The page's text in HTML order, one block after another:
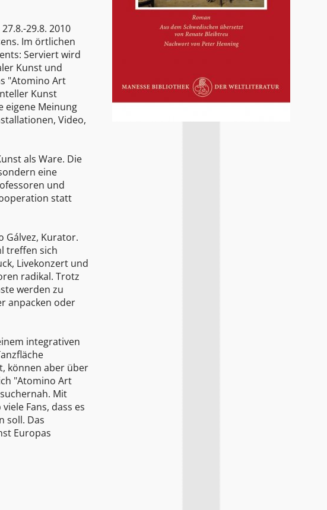
29.8. 2010
Im örtlichen
Serviert wird
Kunst und
"Atomino Art
Kunst
eigene Meinung
Video,
als Ware. Die
eine
und
statt
Gálvez, Kurator.
treffen sich
Livekonzert und
radikal. Trotz
werden zu
anpacken oder
integrativen
können aber über
"Atomino Art
Mit
Fans, dass es
soll. Das
Europas